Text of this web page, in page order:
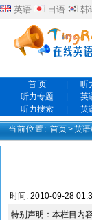
英语 日语 韩
首 页 听
听力专题
英
听力搜索
英
当前位置: 首页>英
时间: 2010-09-28
特别声明：本栏目内